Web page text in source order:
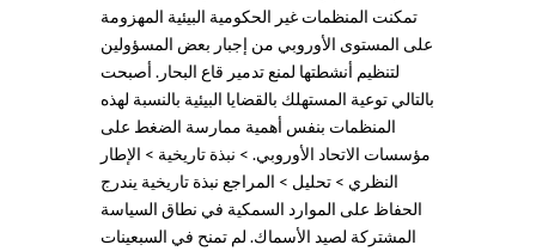
تمكنت المنظمات غير الحكومية البيئية المهزومة
على المستوى الأوروبي من إجبار بعض المسؤولين
لتنظيم أنشطتها لمنع تدمير قاع البحار. أصبحت
بالتالي توعية المستهلك بالقضايا البيئية بالنسبة لهذه
المنظمات بنفس أهمية ممارسة الضغط على
مؤسسات الاتحاد الأوروبي. > نبذة تاريخية > الإطار
النظري > تحليل > المراجع نبذة تاريخية يندرج
الحفاظ على الموارد السمكية في نطاق السياسة
المشتركة لصيد الأسماك. لم تمنح في السبعينات